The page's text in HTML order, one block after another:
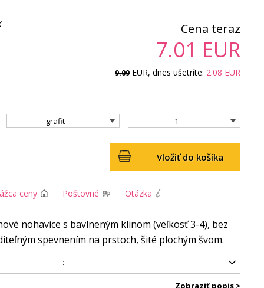
Cena teraz
7.01 EUR
9.09EUR, dnes ušetríte: 2.08 EUR
grafit 1
Vložiť do košíka
ceny Poštovné Otázka
Zobraziť popis >
nohavice s bavlneným klinom (veľkosť 3-4), bez
spevnením na prstoch, šité plochým švom.
: